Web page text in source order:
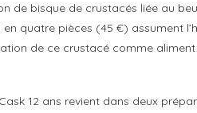
bisque de crustacés liée au
quatre pièces (45 €) assument
de ce crustacé comme aliment
12 ans revient dans deux